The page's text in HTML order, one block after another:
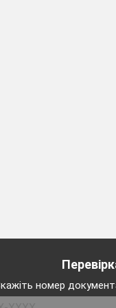
номер